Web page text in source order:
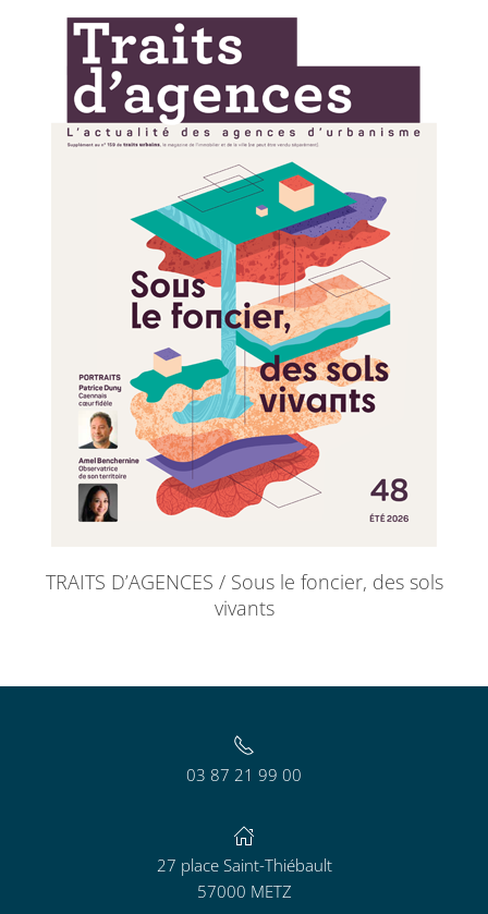
TRAITS D’AGENCES / Sous le foncier, des sols
vivants
03 87 21 99 00
27 place Saint-Thiébault
57000 METZ